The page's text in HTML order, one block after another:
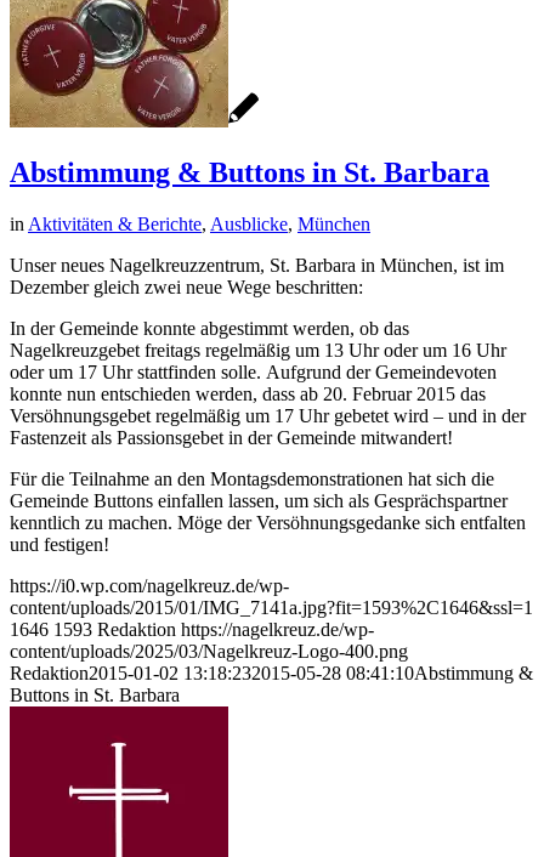
Abstimmung & Buttons in St. Barbara
in Aktivitäten & Berichte, Ausblicke, München
Unser neues Nagelkreuzzentrum, St. Barbara in München, ist im
Dezember gleich zwei neue Wege beschritten:
In der Gemeinde konnte abgestimmt werden, ob das
Nagelkreuzgebet freitags regelmäßig um 13 Uhr oder um 16 Uhr
oder um 17 Uhr stattfinden solle. Aufgrund der Gemeindevoten
konnte nun entschieden werden, dass ab 20. Februar 2015 das
Versöhnungsgebet regelmäßig um 17 Uhr gebetet wird – und in der
Fastenzeit als Passionsgebet in der Gemeinde mitwandert!
Für die Teilnahme an den Montagsdemonstrationen hat sich die
Gemeinde Buttons einfallen lassen, um sich als Gesprächspartner
kenntlich zu machen. Möge der Versöhnungsgedanke sich entfalten
und festigen!
https://i0.wp.com/nagelkreuz.de/wp-
content/uploads/2015/01/IMG_7141a.jpg?fit=1593%2C1646&ssl=1
1646 1593 Redaktion https://nagelkreuz.de/wp-
content/uploads/2025/03/Nagelkreuz-Logo-400.png
Redaktion2015-01-02 13:18:232015-05-28 08:41:10Abstimmung &
Buttons in St. Barbara